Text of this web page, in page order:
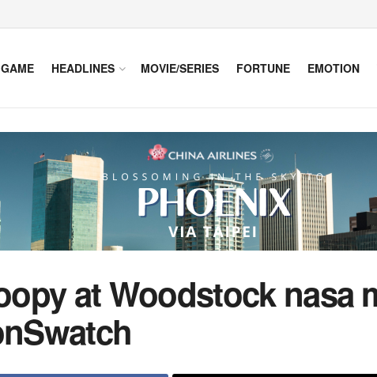
GAME HEADLINES MOVIE/SERIES FORTUNE EMOTION
at Woodstock nasa